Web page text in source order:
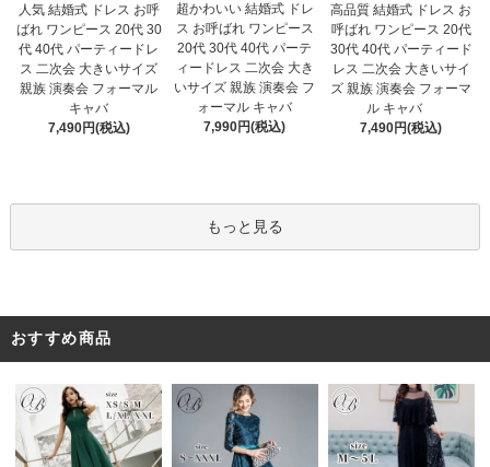
人気 結婚式 ドレス お呼
ばれ ワンピース 20代 30
代 40代 パーティードレ
ス 二次会 大きいサイズ
親族 演奏会 フォーマル
キャバ
7,490円(税込)
超かわいい 結婚式 ドレ
ス お呼ばれ ワンピース
20代 30代 40代 パーテ
ィードレス 二次会 大き
いサイズ 親族 演奏会 フ
ォーマル キャバ
7,990円(税込)
高品質 結婚式 ドレス お
呼ばれ ワンピース 20代
30代 40代 パーティード
レス 二次会 大きいサイ
ズ 親族 演奏会 フォーマ
ル キャバ
7,490円(税込)
もっと見る
おすすめ商品